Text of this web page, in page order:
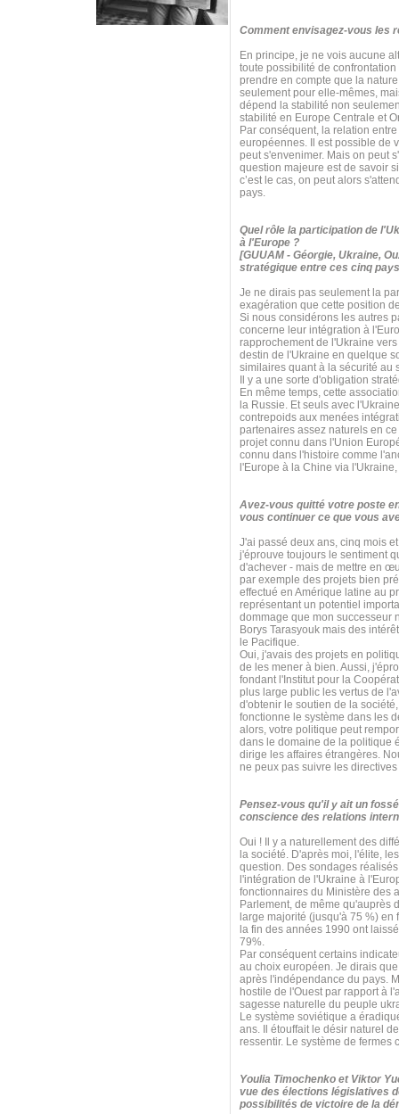
Comment envisagez-vous les
En principe, je ne vois aucune
toute possibilité de
prendre en compte que la
seulement pour elle-mêmes,
dépend la stabilité non
stabilité en Europe Centrale et
Par conséquent, la relation
européennes. Il est possible de
peut s'envenimer. Mais on peut
question majeure est de savoir
c’est le cas, on peut alors
pays.
Quel rôle la participation de
à l'Europe ?
[GUUAM - Géorgie, Ukraine,
stratégique entre ces cinq
Je ne dirais pas seulement la
exagération que cette position
Si nous considérons les autres
concerne leur intégration à
rapprochement de l'Ukraine
destin de l'Ukraine en quelque
similaires quant à la sécurité au
Il y a une sorte d'obligation
En même temps, cette
la Russie. Et seuls avec
contrepoids aux menées
partenaires assez naturels en
projet connu dans l'Union
connu dans l'histoire comme
l'Europe à la Chine via
Avez-vous quitté votre poste
vous continuer ce que vous
J'ai passé deux ans, cinq mois
j'éprouve toujours le sentiment
d'achever - mais de mettre en
par exemple des projets bien
effectué en Amérique latine au
représentant un potentiel
dommage que mon successeur
Borys Tarasyouk mais des
le Pacifique.
Oui, j'avais des projets en
de les mener à bien. Aussi,
fondant l'Institut pour la
plus large public les vertus de
d'obtenir le soutien de la
fonctionne le système dans les
alors, votre politique peut
dans le domaine de la politique
dirige les affaires étrangères.
ne peux pas suivre les
Pensez-vous qu'il y ait un
conscience des relations
Oui ! Il y a naturellement des
la société. D'après moi, l'élite,
question. Des sondages
l'intégration de l'Ukraine à
fonctionnaires du Ministère des
Parlement, de même qu'auprès
large majorité (jusqu'à 75 %)
la fin des années 1990 ont
79%.
Par conséquent certains
au choix européen. Je dirais
après l'indépendance du pays.
hostile de l'Ouest par rapport à
sagesse naturelle du peuple
Le système soviétique a
ans. Il étouffait le désir naturel
ressentir. Le système de
Youlia Timochenko et Viktor
vue des élections législatives
possibilités de victoire de la